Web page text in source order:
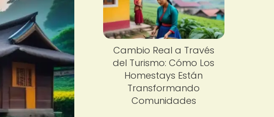
Cambio Real a Través
del Turismo: Cómo Los
Homestays Están
Transformando
Comunidades